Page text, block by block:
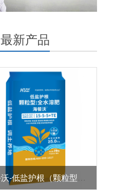
最新产品
海餐沃-低盐护根（颗粒型全水溶肥）